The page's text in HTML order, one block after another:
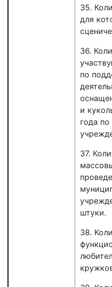
35.
для
36.
по
и
года по
37.
штуки.
38.